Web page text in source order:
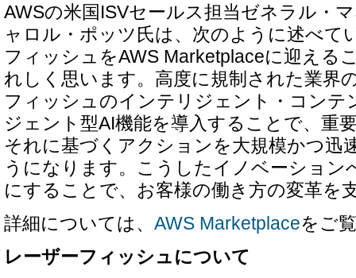
AWSの米国ISVセールス担当ゼネラル・
ャロル・ポッツ氏は、次のように述べて
フィッシュをAWS Marketplaceに迎える
れしく思います。高度に規制された業界
フィッシュのインテリジェント・コンテ
ジェント型AI機能を導入することで、重
それに基づくアクションを大規模かつ迅
うになります。こうしたイノベーション
にすることで、お客様の働き方の変革を
詳細については、 AWS Marketplaceをご
レーザーフィッシュについて